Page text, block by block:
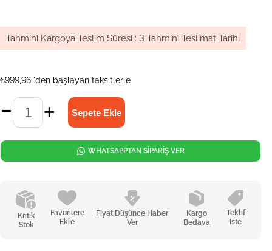
Tahmini Kargoya Teslim Süresi : 3 Tahmini Teslimat Tarihi
₺999,96 'den başlayan taksitlerle
Kritik
Stok
Favorilere
Ekle
Fiyat Düşünce Haber
Ver
Kargo
Bedava
Teklif
İste
WHATSAPPTAN SİPARİŞ VER